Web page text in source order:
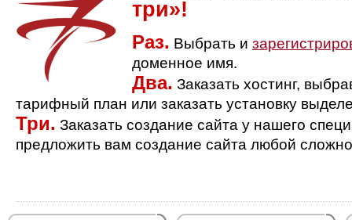
три»!
Раз. Выбрать и
доменное имя.
Два. Заказать хостинг,
тарифный план или заказать установку
Три. Заказать создание сайта у нашего
предложить вам создание сайта любой